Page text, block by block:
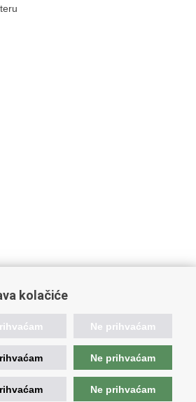
kolačiće
Ne prihvaćam
Ne prihvaćam
Ne prihvaćam